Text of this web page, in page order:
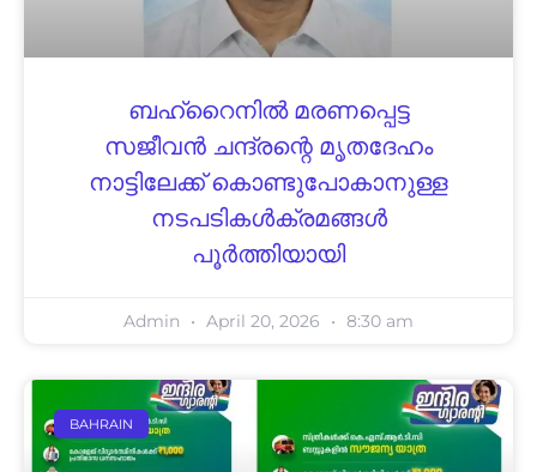
ബഹ്‌റൈനിൽ മരണപ്പെട്ട
സജീവൻ ചന്ദ്രന്റെ മൃതദേഹം
നാട്ടിലേക്ക് കൊണ്ടുപോകാനുള്ള
നടപടികൾക്രമങ്ങൾ
പൂർത്തിയായി
Admin April 20, 2026 8:30 am
BAHRAIN